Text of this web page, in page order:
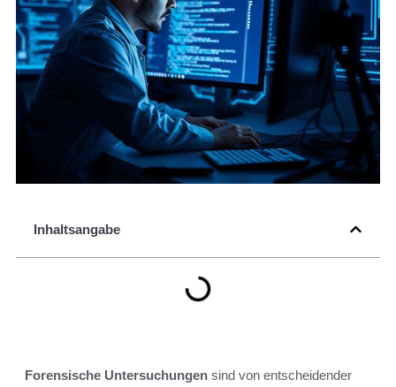
Inhaltsangabe
Forensische Untersuchungen sind von entscheidender